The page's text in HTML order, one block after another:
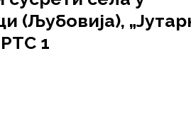
(Љубовија),
1